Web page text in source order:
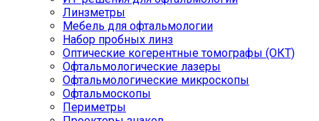
Линзметры
Мебель для офтальмологии
Набор пробных линз
Оптические когерентные томографы (ОКТ)
Офтальмологические лазеры
Офтальмологические микроскопы
Офтальмоскопы
Периметры